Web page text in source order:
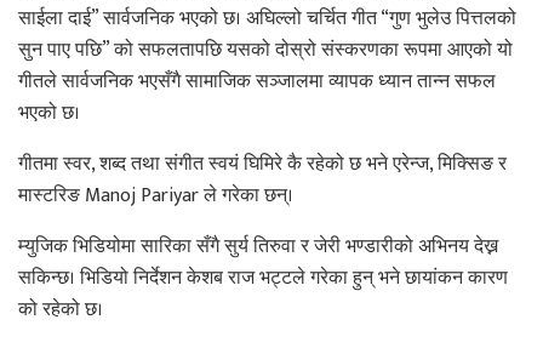
साईला दाई” सार्वजनिक भएको छ। अघिल्लो चर्चित गीत “गुण भुलेउ पित्तलको
सुन पाए पछि” को सफलतापछि यसको दोस्रो संस्करणका रूपमा आएको यो
गीतले सार्वजनिक भएसँगै सामाजिक सञ्जालमा व्यापक ध्यान तान्न सफल
भएको छ।
गीतमा स्वर, शब्द तथा संगीत स्वयं घिमिरे कै रहेको छ भने एरेन्ज, मिक्सिङ र
मास्टरिङ Manoj Pariyar ले गरेका छन्।
म्युजिक भिडियोमा सारिका सँगै सुर्य तिरुवा र जेरी भण्डारीको अभिनय देख्न
सकिन्छ। भिडियो निर्देशन केशब राज भट्टले गरेका हुन् भने छायांकन कारण
को रहेको छ।